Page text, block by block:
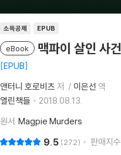
소득공제 EPUB
eBook 맥파이 살인 사건
EPUB
앤터니 호로비츠 저 이은선 역
열린책들
2018.08.13.
원서 Magpie Murders
9.5 272 판매지수